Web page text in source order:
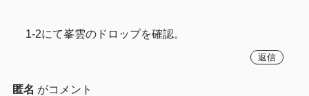
1-2にて峯雲のドロップを確認。
返信
匿名 がコメント